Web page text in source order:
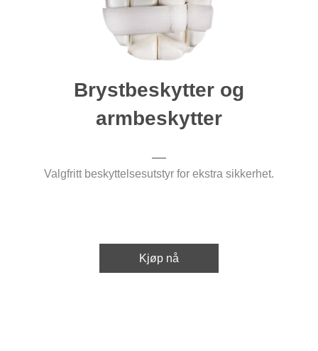
Brystbeskytter og
armbeskytter
Valgfritt beskyttelsesutstyr for ekstra sikkerhet.
Kjøp nå